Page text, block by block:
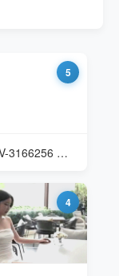
5
FC2-PPV-3166256 韩国空姐来了
4